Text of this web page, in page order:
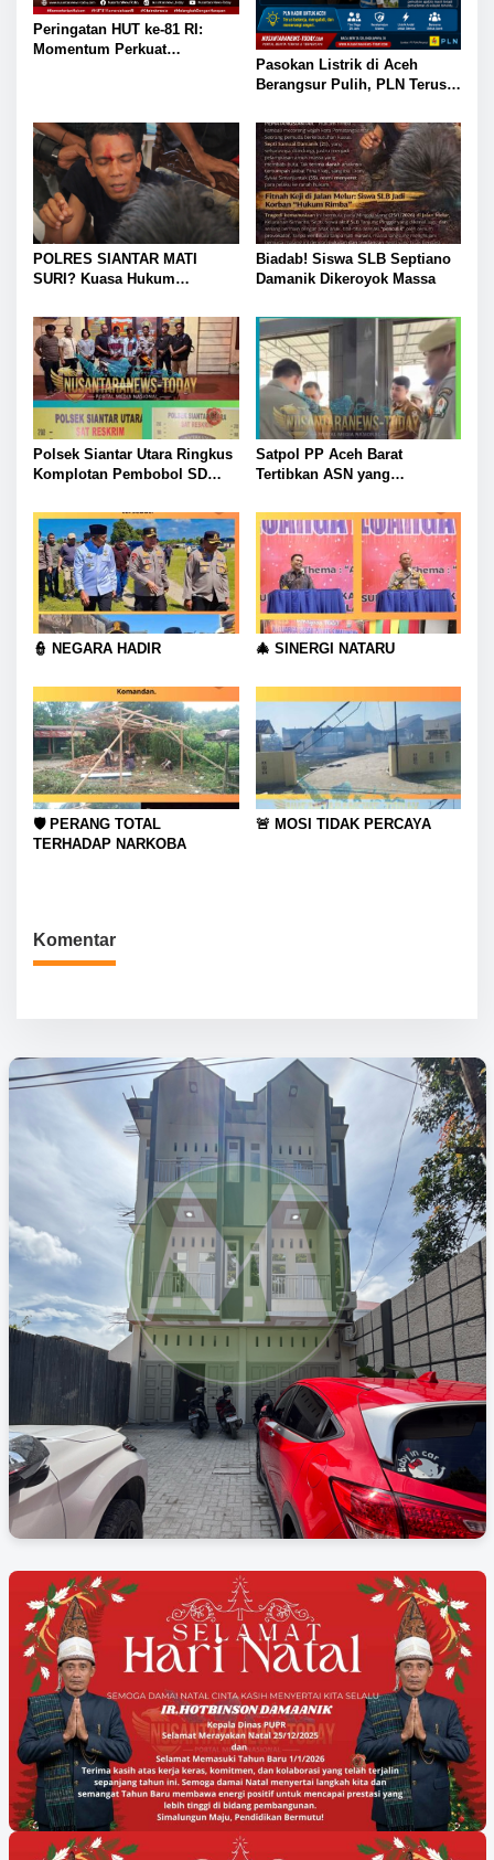
Peringatan HUT ke-81 RI:
Momentum Perkuat
Pasokan Listrik di Aceh
Berangsur Pulih, PLN Terus
POLRES SIANTAR MATI
SURI? Kuasa Hukum
Biadab! Siswa SLB Septiano
Damanik Dikeroyok Massa
Polsek Siantar Utara Ringkus
Komplotan Pembobol SD
Satpol PP Aceh Barat
Tertibkan ASN yang
Saat Jam Kerja
👮 NEGARA HADIR 🎄 SINERGI NATARU
🛡️ PERANG TOTAL
TERHADAP NARKOBA
🚨 MOSI TIDAK PERCAYA
Komentar